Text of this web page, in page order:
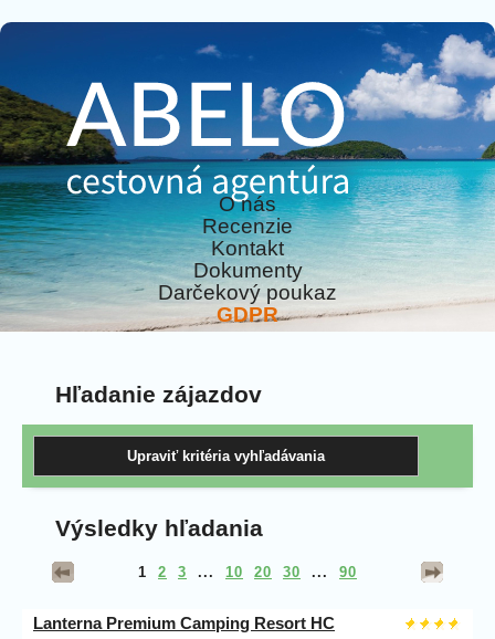
O nás
Recenzie
Kontakt
Dokumenty
Darčekový poukaz
GDPR
Hľadanie zájazdov
Výsledky hľadania
1 2 3 ... 10 20 30 ... 90
Lanterna Premium Camping Resort HC